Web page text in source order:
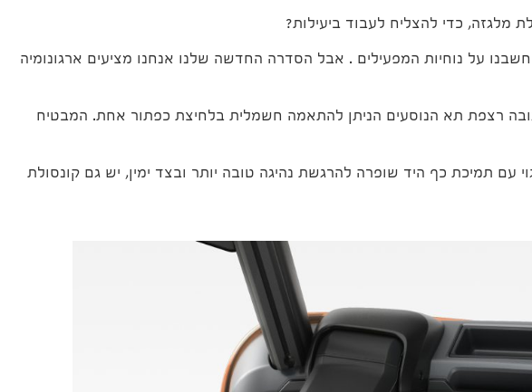
מלגזה, כדי להצליח לעבוד ביעילות?
שמנו דגש על נוחות המפעילים מאז מלגזת ההגש הרפלקס הראשונה שלנו לפני יותר מ -25 שנה חשבנו על נוחיות המפעילים . אבל הסדרה החדשה שלנו אנחנו מציעים ארגונומיה
רצפת תא הנוסעים הניתן להתאמה חשמלית בלחיצת כפתור אחת. המבטיח
תמיכת כף היד שופרה להרגשת נהיגה טובה יותר ובצד ימין, יש גם קונסולת